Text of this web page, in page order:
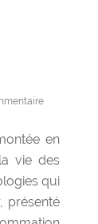
en
vie des
qui
présenté